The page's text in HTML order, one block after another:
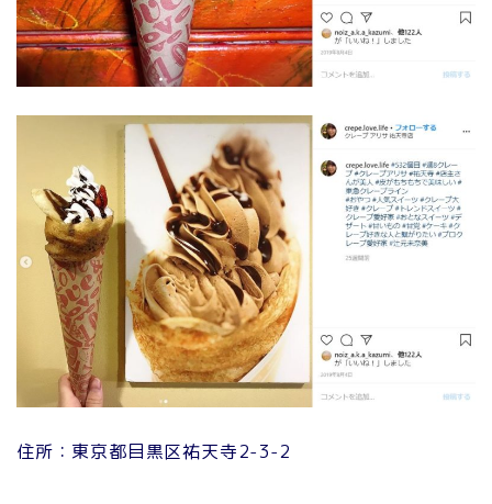
住所：東京都目黒区祐天寺2-3-2